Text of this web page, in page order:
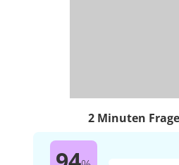
2 Minuten